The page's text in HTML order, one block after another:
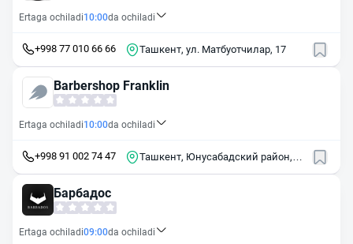
Ertaga ochiladi10:00da ochiladi
+998 77 010 66 66 Ташкент, ул. Матбуотчилар, 17
Barbershop Franklin
Ertaga ochiladi10:00da ochiladi
+998 91 002 74 47
Ташкент, Юнусабадский район,
Барбадос
Ertaga ochiladi09:00da ochiladi